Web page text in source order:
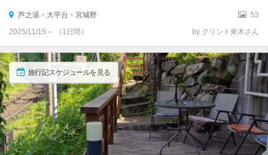
芦之湯・大平台・宮城野
53
2025/11/15～ （1日間）
by クリント東木さん
旅行記スケジュールを見る